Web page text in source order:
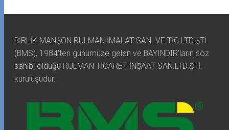
BİRLİK MANŞON RULMAN İMALAT SAN. VE TİC.LTD.ŞTİ.
(BMS), 1984'ten günümüze gelen ve BAYINDIR'ların söz
sahibi olduğu RULMAN TİCARET İNŞAAT SAN.LTD.ŞTİ.
kuruluşudur.